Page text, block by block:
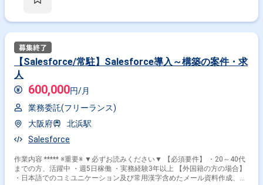
【Salesforce/常駐】Salesforce導入～構築の案件・求
人
600,000円/月
業務委託(フリーランス)
大阪府
北浜駅
Salesforce
作業内容 ***** ※重要※ ▼必ずお読みください▼ 【必須要件】 ・20～40代
までの方、活躍中 ・週5日稼働 ・実務経験3年以上 【外国籍の方の場合】
・日本語でのコミユニケーション及び常用漢字含めたメール資料作成、読